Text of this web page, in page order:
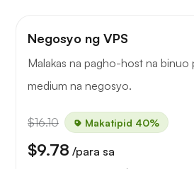
Negosyo ng VPS
Malakas na pagho-host na binuo
medium na negosyo.
$16.10 Makatipid 40%
$9.78 /para sa